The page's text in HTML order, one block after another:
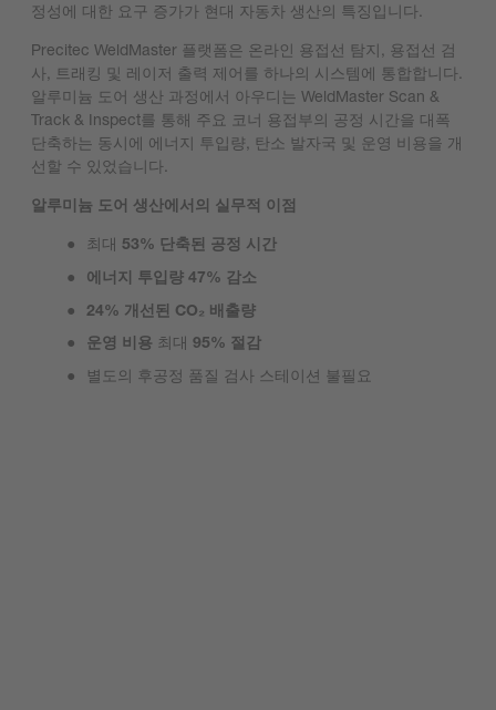
정성에 대한 요구 증가가 현대 자동차 생산의 특징입니다.
Precitec WeldMaster 플랫폼은 온라인 용접선 탐지, 용접선 검
사, 트래킹 및 레이저 출력 제어를 하나의 시스템에 통합합니다.
알루미늄 도어 생산 과정에서 아우디는 WeldMaster Scan &
Track & Inspect를 통해 주요 코너 용접부의 공정 시간을 대폭
단축하는 동시에 에너지 투입량, 탄소 발자국 및 운영 비용을 개
선할 수 있었습니다.
알루미늄 도어 생산에서의 실무적 이점
최대 53% 단축된 공정 시간
에너지 투입량 47% 감소
24% 개선된 CO₂ 배출량
운영 비용 최대 95% 절감
별도의 후공정 품질 검사 스테이션 불필요